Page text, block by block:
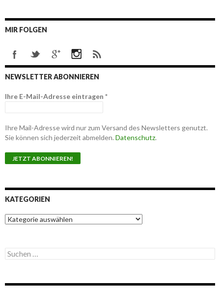
MIR FOLGEN
NEWSLETTER ABONNIEREN
Ihre E-Mail-Adresse eintragen *
Ihre Mail-Adresse wird nur zum Versand des Newsletters genutzt.
Sie können sich jederzeit abmelden. Datenschutz.
KATEGORIEN
K
a
g
o
S
u
e